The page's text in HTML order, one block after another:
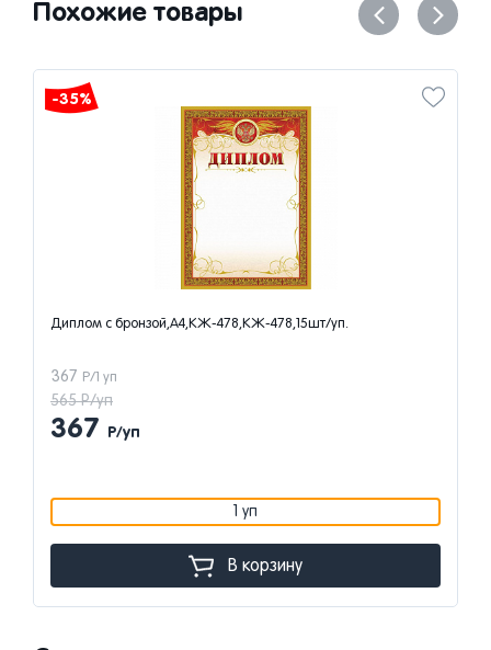
Похожие товары
-35%
Диплом с бронзой,А4,КЖ-478,КЖ-478,15шт/уп.
367 Р/1 уп
565 Р/уп
367 Р/уп
1 уп
В корзину